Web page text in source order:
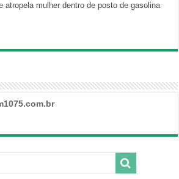
atropela mulher dentro de posto de gasolina